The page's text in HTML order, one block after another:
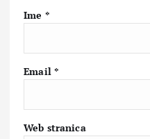
Ime *
Email *
Web stranica